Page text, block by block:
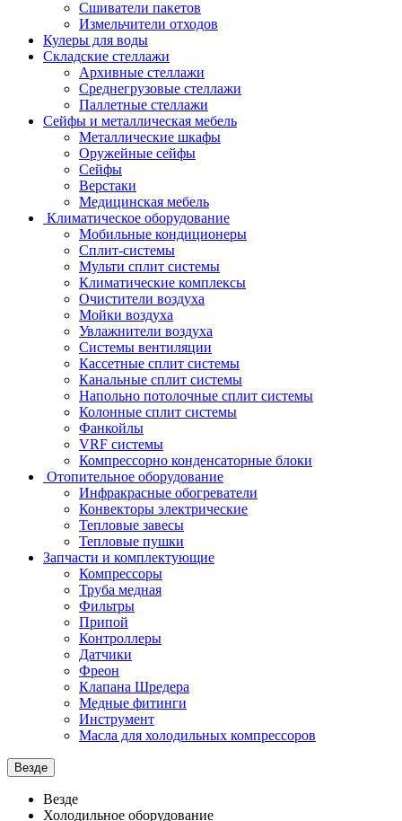
Сшиватели пакетов
Измельчители отходов
Кулеры для воды
Складские стеллажи
Архивные стеллажи
Среднегрузовые стеллажи
Паллетные стеллажи
Сейфы и металлическая мебель
Металлические шкафы
Оружейные сейфы
Сейфы
Верстаки
Медицинская мебель
Климатическое оборудование
Мобильные кондиционеры
Сплит-системы
Мульти сплит системы
Климатические комплексы
Очистители воздуха
Мойки воздуха
Увлажнители воздуха
Системы вентиляции
Кассетные сплит системы
Канальные сплит системы
Напольно потолочные сплит системы
Колонные сплит системы
Фанкойлы
VRF системы
Компрессорно конденсаторные блоки
Отопительное оборудование
Инфракрасные обогреватели
Конвекторы электрические
Тепловые завесы
Тепловые пушки
Запчасти и комплектующие
Компрессоры
Труба медная
Фильтры
Припой
Контроллеры
Датчики
Фреон
Клапана Шредера
Медные фитинги
Инструмент
Масла для холодильных компрессоров
Везде
Везде
Холодильное оборудование